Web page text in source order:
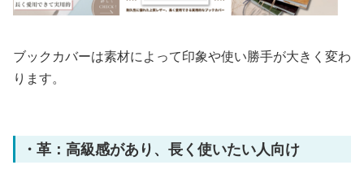
ブックカバーは素材によって印象や使い勝手が大きく変わ
ります。
・革：高級感があり、長く使いたい人向け